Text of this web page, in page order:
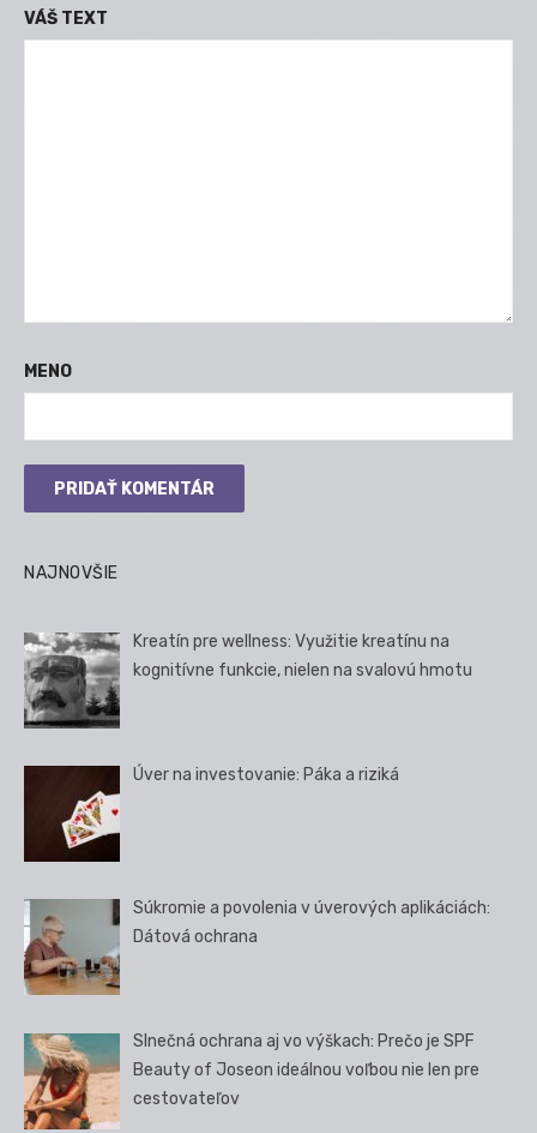
VÁŠ TEXT
MENO
NAJNOVŠIE
Kreatín pre wellness: Využitie kreatínu na
kognitívne funkcie, nielen na svalovú hmotu
Úver na investovanie: Páka a riziká
Súkromie a povolenia v úverových aplikáciách:
Dátová ochrana
Slnečná ochrana aj vo výškach: Prečo je SPF
Beauty of Joseon ideálnou voľbou nie len pre
cestovateľov